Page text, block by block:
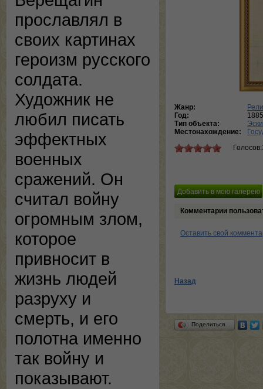
прославлял в
своих картинах
героизм русского
солдата.
Художник не
любил писать
эффектных
военных
сражений. Он
считал войну
огромным злом,
которое
привносит в
жизнь людей
разруху и
смерть, и его
полотна именно
так войну и
показывают.
Жанр:
Год:
Тип объекта:
Местонахождение:
Комментарии
Оставить свой
Назад
Поделиться…